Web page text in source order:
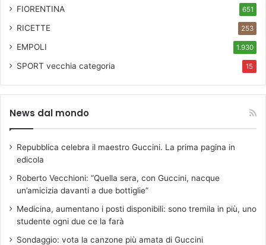
FIORENTINA 651
RICETTE 253
EMPOLI 1.930
SPORT vecchia categoria 15
News dal mondo
Repubblica celebra il maestro Guccini. La prima pagina in
edicola
Roberto Vecchioni: “Quella sera, con Guccini, nacque
un’amicizia davanti a due bottiglie”
Medicina, aumentano i posti disponibili: sono tremila in più, uno
studente ogni due ce la farà
Sondaggio: vota la canzone più amata di Guccini